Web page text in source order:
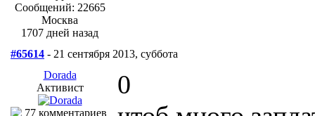
Сообщений: 22665
Москва
1707 дней назад
#65614 - 21 сентября 2013, суббота
Dorada
Активист
0